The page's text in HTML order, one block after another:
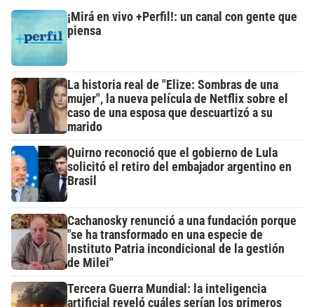
¡Mirá en vivo +Perfil!: un canal con gente que
piensa
La historia real de "Elize: Sombras de una
mujer", la nueva película de Netflix sobre el
caso de una esposa que descuartizó a su
marido
Quirno reconoció que el gobierno de Lula
solicitó el retiro del embajador argentino en
Brasil
Cachanosky renunció a una fundación porque
"se ha transformado en una especie de
Instituto Patria incondicional de la gestión
de Milei"
Tercera Guerra Mundial: la inteligencia
artificial reveló cuáles serían los primeros